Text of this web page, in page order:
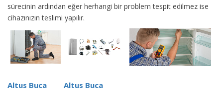
sürecinin ardından eğer herhangi bir problem tespit edilmez ise
cihazınızın teslimi yapılır.
Altus Buca
Altus Buca